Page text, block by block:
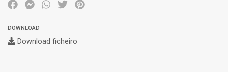
DOWNLOAD
Download ficheiro